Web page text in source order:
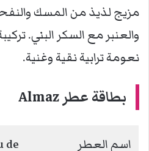
مزيج لذيذ من المسك
والعنبر مع السكر البني.
نعومة ترابية نقية وغنية.
بطاقة عطر Almaz
اسم العطر
de